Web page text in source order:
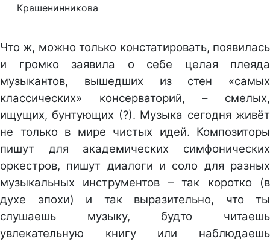
Крашенинникова
Что ж, можно только констатировать, появилась
и громко заявила о себе целая плеяда
музыкантов, вышедших из стен «самых
классических» консерваторий, – смелых,
ищущих, бунтующих (?). Музыка сегодня живёт
не только в мире чистых идей. Композиторы
пишут для академических симфонических
оркестров, пишут диалоги и соло для разных
музыкальных инструментов – так коротко (в
духе эпохи) и так выразительно, что ты
слушаешь музыку, будто читаешь
увлекательную книгу или наблюдаешь